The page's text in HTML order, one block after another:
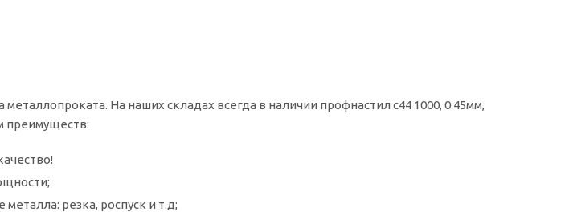
На наших складах всегда в наличии профнастил с44 1000, 0.45мм,
преимуществ:
резка, роспуск и т.д;